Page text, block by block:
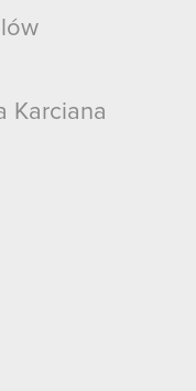
Karciana